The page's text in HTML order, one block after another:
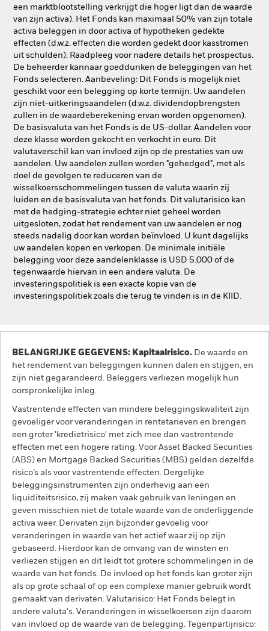
een marktblootstelling verkrijgt die hoger ligt dan de waarde
van zijn activa). Het Fonds kan maximaal 50% van zijn totale
activa beleggen in door activa of hypotheken gedekte
effecten (d.w.z. effecten die worden gedekt door kasstromen
uit schulden). Raadpleeg voor nadere details het prospectus.
De beheerder kannaar goeddunken de beleggingen van het
Fonds selecteren. Aanbeveling: Dit Fonds is mogelijk niet
geschikt voor een belegging op korte termijn. Uw aandelen
zijn niet-uitkeringsaandelen (d.w.z. dividendopbrengsten
zullen in de waardeberekening ervan worden opgenomen).
De basisvaluta van het Fonds is de US-dollar. Aandelen voor
deze klasse worden gekocht en verkocht in euro. Dit
valutaverschil kan van invloed zijn op de prestaties van uw
aandelen. Uw aandelen zullen worden "gehedged", met als
doel de gevolgen te reduceren van de
wisselkoersschommelingen tussen de valuta waarin zij
luiden en de basisvaluta van het fonds. Dit valutarisico kan
met de hedging-strategie echter niet geheel worden
uitgesloten, zodat het rendement van uw aandelen er nog
steeds nadelig door kan worden beïnvloed. U kunt dagelijks
uw aandelen kopen en verkopen. De minimale initiële
belegging voor deze aandelenklasse is USD 5.000 of de
tegenwaarde hiervan in een andere valuta. De
investeringspolitiek is een exacte kopie van de
investeringspolitiek zoals die terug te vinden is in de KIID.
BELANGRIJKE GEGEVENS: Kapitaalrisico. De waarde en
het rendement van beleggingen kunnen dalen en stijgen, en
zijn niet gegarandeerd. Beleggers verliezen mogelijk hun
oorspronkelijke inleg.
Vastrentende effecten van mindere beleggingskwaliteit zijn
gevoeliger voor veranderingen in rentetarieven en brengen
een groter 'kredietrisico' met zich mee dan vastrentende
effecten met een hogere rating. Voor Asset Backed Securities
(ABS) en Mortgage Backed Securities (MBS) gelden dezelfde
risico’s als voor vastrentende effecten. Dergelijke
beleggingsinstrumenten zijn onderhevig aan een
liquiditeitsrisico, zij maken vaak gebruik van leningen en
geven misschien niet de totale waarde van de onderliggende
activa weer. Derivaten zijn bijzonder gevoelig voor
veranderingen in waarde van het actief waar zij op zijn
gebaseerd. Hierdoor kan de omvang van de winsten en
verliezen stijgen en dit leidt tot grotere schommelingen in de
waarde van het fonds. De invloed op het fonds kan groter zijn
als op grote schaal of op een complexe manier gebruik wordt
gemaakt van derivaten. Valutarisico: Het Fonds belegt in
andere valuta's. Veranderingen in wisselkoersen zijn daarom
van invloed op de waarde van de belegging. Tegenpartijrisico: